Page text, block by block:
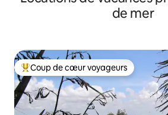
de mer
Coups de cœur voyageurs les plus
Coup de cœur voyageurs